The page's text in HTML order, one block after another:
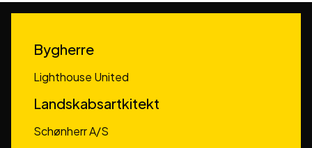
Bygherre
Lighthouse United
Landskabsartkitekt
Schønherr A/S